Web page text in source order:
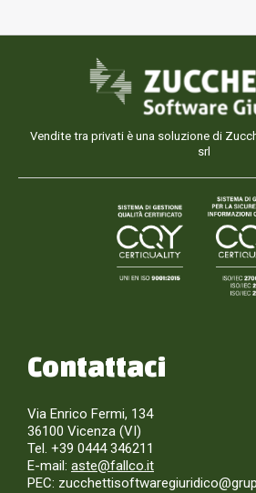
Vendite tra privati è una soluzione di
srl
Contattaci
Via Enrico Fermi, 134
36100 Vicenza (VI)
Tel. +39 0444 346211
E-mail: aste@fallco.it
PEC: